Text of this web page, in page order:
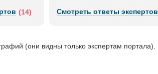
(14) Смотреть ответы экспертов
(они видны только экспертам портала).